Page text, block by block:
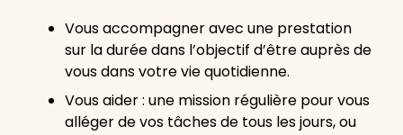
Vous accompagner avec une prestation
sur la durée dans l’objectif d’être auprès de
vous dans votre vie quotidienne.
Vous aider : une mission régulière pour vous
alléger de vos tâches de tous les jours, ou